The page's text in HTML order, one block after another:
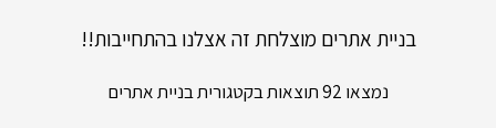
בניית אתרים מוצלחת זה אצלנו בהתחייבות!!
נמצאו 92 תוצאות בקטגורית בניית אתרים